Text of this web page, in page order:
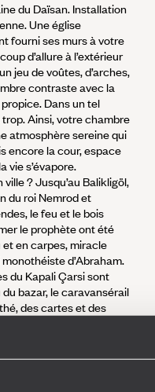
du Daïsan. Installation
Une église
fourni ses murs à votre
d’allure à l’extérieur
jeu de voûtes, d’arches,
contraste avec la
Dans un tel
Ainsi, votre chambre
atmosphère sereine qui
encore la cour, espace
vie s’évapore.
? Jusqu’au Balikligöl,
du roi Nemrod et
le feu et le bois
le prophète ont été
en carpes, miracle
d’Abraham.
du Kapali Çarsi sont
bazar, le caravansérail
des cartes et des